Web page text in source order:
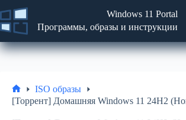
к
содержимому
No
Новости
и
советы
Windows 11 Portal
Программы, образы и инструкции
Главная
ISO образы
[Торрент] Домашняя Windows 11 24H2